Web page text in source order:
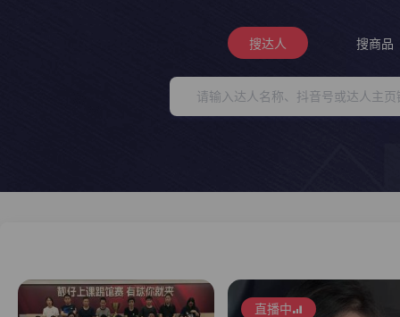
搜达人 搜商品
直播中 直播中